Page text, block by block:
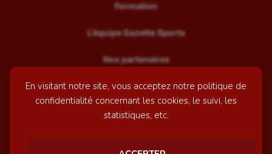
En visitant notre site, vous acceptez notre politique de
confidentialité concernant les cookies, le suivi, les
statistiques, etc.
Formation
L’équipe Gazette Sports
Nos partenaires
Recrutement
Mentions légales